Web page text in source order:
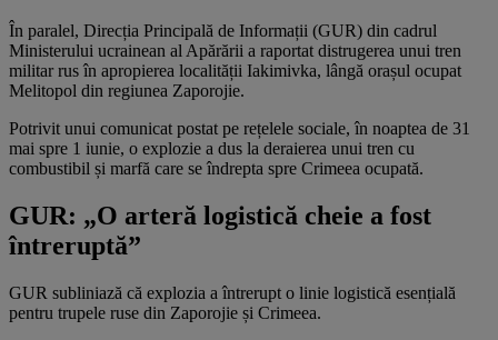
În paralel, Direcția Principală de Informații (GUR) din cadrul
Ministerului ucrainean al Apărării a raportat distrugerea unui tren
militar rus în apropierea localității Iakimivka, lângă orașul ocupat
Melitopol din regiunea Zaporojie.
Potrivit unui comunicat postat pe rețelele sociale, în noaptea de 31
mai spre 1 iunie, o explozie a dus la deraierea unui tren cu
combustibil și marfă care se îndrepta spre Crimeea ocupată.
GUR: „O arteră logistică cheie a fost
întreruptă”
GUR subliniază că explozia a întrerupt o linie logistică esențială
pentru trupele ruse din Zaporojie și Crimeea.